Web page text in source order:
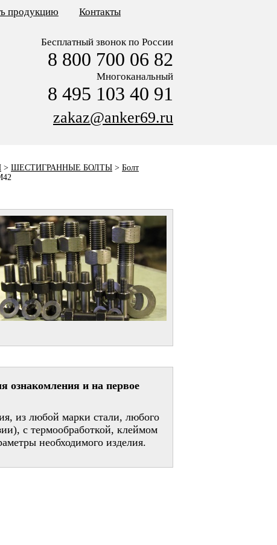
> ШЕСТИГРАННЫЕ БОЛТЫ > Болт
ознакомления и на первое
из любой марки стали, любого
с термообработкой, клеймом
необходимого изделия.
продукцию Контакты
Бесплатный звонок по России
8 800 700 06 82
Многоканальный
8 495 103 40 91
zakaz@anker69.ru